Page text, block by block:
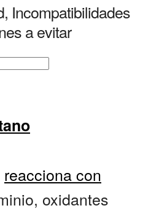
Incompatibilidades
a evitar
reacciona con
oxidantes